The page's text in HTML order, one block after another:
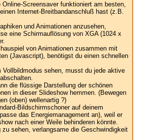
Online-Screensaver funktioniert am besten,
Internet-Breitbandanschluß hast (z.B.
und Animationen anzusehen,
eine Schirmauflösung von XGA (1024 x
von Animationen zusammen mit
(Javascript), benötigst du einen schnellen
Vollbildmodus sehen, musst du jede aktive
die flüssige Darstellung der schönen
in dieser Slideshow hemmen. (Bewegen
(oben) wellenartig ?)
Bildschirmschoner auf deinem
das Energiemanagement an), weil er
nach einer Weile behinderen könnte.
sehen, verlangsame die Geschwindigkeit